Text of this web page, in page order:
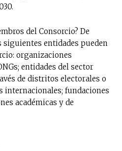
del Consorcio? De
siguientes entidades pueden
organizaciones
entidades del sector
de distritos electorales o
internacionales; fundaciones
académicas y de